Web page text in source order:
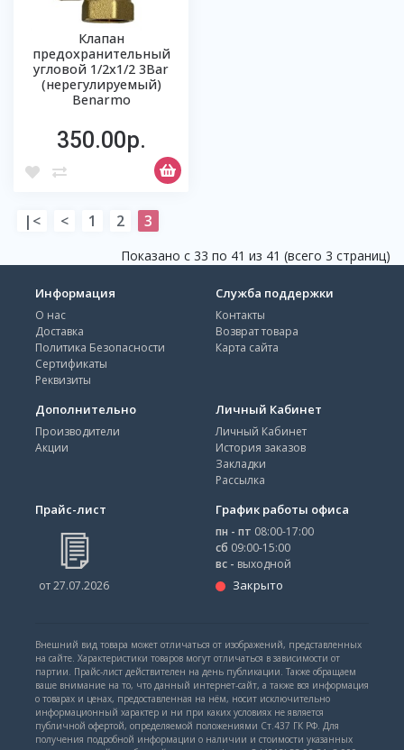
Клапан
предохранительный
угловой 1/2х1/2 3Bar
(нерегулируемый)
Benarmo
350.00р.
|< < 1 2 3
Показано с 33 по 41 из 41 (всего 3 страниц)
Информация
О нас
Доставка
Политика Безопасности
Сертификаты
Реквизиты
Служба поддержки
Контакты
Возврат товара
Карта сайта
Дополнительно
Производители
Акции
Личный Кабинет
Личный Кабинет
История заказов
Закладки
Рассылка
Прайс-лист
от 27.07.2026
График работы офиса
пн - пт 08:00-17:00
сб 09:00-15:00
вс - выходной
Закрыто
Внешний вид товара может отличаться от изображений, представленных
на сайте. Характеристики товаров могут отличаться в зависимости от
партии. Прайс-лист действителен на день публикации. Также обращаем
ваше внимание на то, что данный интернет-сайт, а также вся информация
о товарах и ценах, предоставленная на нём, носит исключительно
информационный характер и ни при каких условиях не является
публичной офертой, определяемой положениями Ст.437 ГК РФ. Для
получения подробной информации о наличии и стоимости указанных